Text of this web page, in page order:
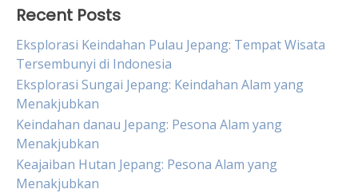
Recent Posts
Eksplorasi Keindahan Pulau Jepang: Tempat Wisata
Tersembunyi di Indonesia
Eksplorasi Sungai Jepang: Keindahan Alam yang
Menakjubkan
Keindahan danau Jepang: Pesona Alam yang
Menakjubkan
Keajaiban Hutan Jepang: Pesona Alam yang
Menakjubkan